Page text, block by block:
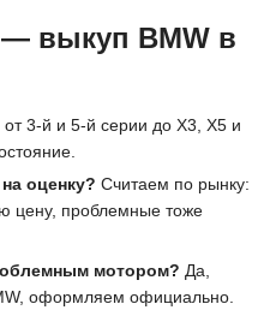
выкуп BMW в
от 3-й и 5-й серии до X3, X5 и
оценку? Считаем по рынку:
цену, проблемные тоже
мотором? Да,
оформляем официально.